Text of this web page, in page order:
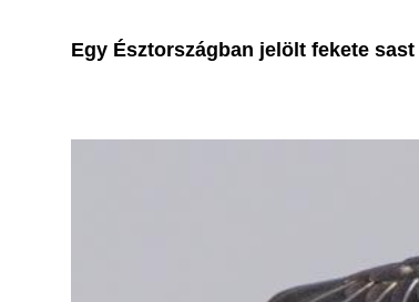
Egy Észtországban jelölt fekete